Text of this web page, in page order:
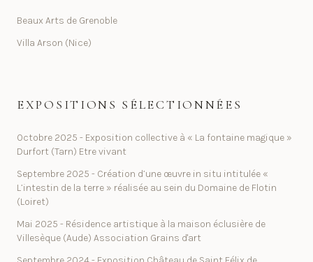
Beaux Arts de Grenoble
Villa Arson (Nice)
EXPOSITIONS SÉLECTIONNÉES
Octobre 2025 - Exposition collective à « La fontaine magique »
Durfort (Tarn) Etre vivant
Septembre 2025 - Création d’une œuvre in situ intitulée «
L’intestin de la terre » réalisée au sein du Domaine de Flotin
(Loiret)
Mai 2025 - Résidence artistique à la maison éclusière de
Villesèque (Aude) Association Grains d'art